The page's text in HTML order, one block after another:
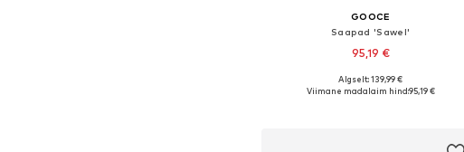
GOOCE
Saapad 'Sawel'
95,19 €
Saadaolevad suurused: 36, 37, 38, 39, 40
Algselt: 139,99 €
Viimane madalaim hind:95,19 €